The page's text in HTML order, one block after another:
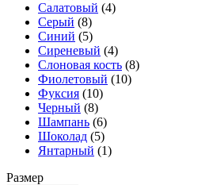
Салатовый (4)
Серый (8)
Синий (5)
Сиреневый (4)
Слоновая кость (8)
Фиолетовый (10)
Фуксия (10)
Черный (8)
Шампань (6)
Шоколад (5)
Янтарный (1)
Размер